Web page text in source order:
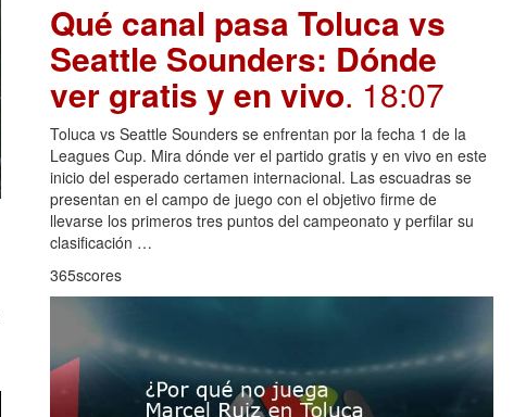
Qué canal pasa Toluca vs
Seattle Sounders: Dónde
ver gratis y en vivo. 18:07
Toluca vs Seattle Sounders se enfrentan por la fecha 1 de la
Leagues Cup. Mira dónde ver el partido gratis y en vivo en este
inicio del esperado certamen internacional. Las escuadras se
presentan en el campo de juego con el objetivo firme de
llevarse los primeros tres puntos del campeonato y perfilar su
clasificación …
365scores